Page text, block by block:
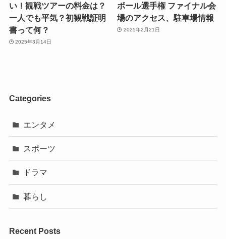
い！観戦ツアーの料金は？
一人でも平気？初観戦証明
書って何？
2025年3月14日
ボール選手権 ファイナル会
場のアクセス、駐車場情報
2025年2月21日
Categories
エンタメ
スポーツ
ドラマ
暮らし
Recent Posts